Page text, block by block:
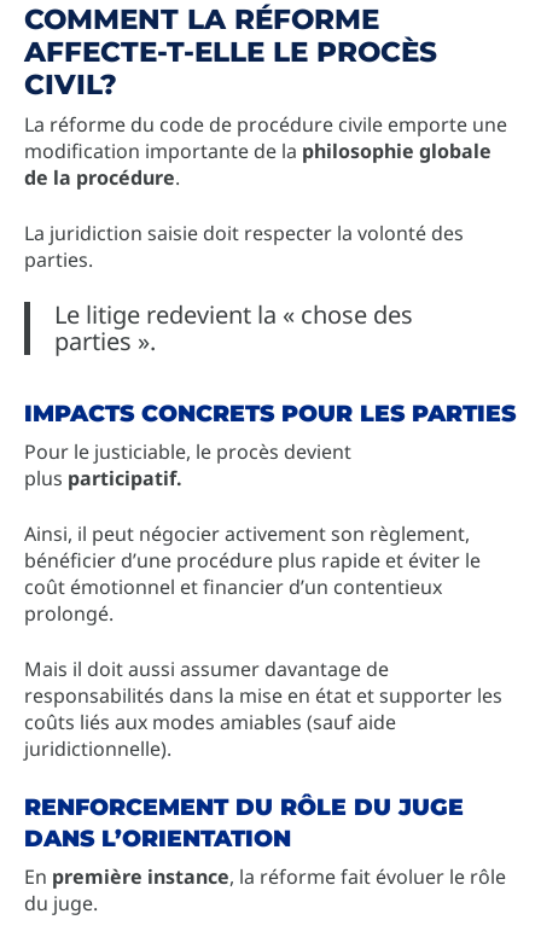
COMMENT LA RÉFORME
AFFECTE-T-ELLE LE PROCÈS
CIVIL?
La réforme du code de procédure civile emporte une
modification importante de la philosophie globale
de la procédure.
La juridiction saisie doit respecter la volonté des
parties.
Le litige redevient la « chose des
parties ».
IMPACTS CONCRETS POUR LES PARTIES
Pour le justiciable, le procès devient
plus participatif.
Ainsi, il peut négocier activement son règlement,
bénéficier d’une procédure plus rapide et éviter le
coût émotionnel et financier d’un contentieux
prolongé.
Mais il doit aussi assumer davantage de
responsabilités dans la mise en état et supporter les
coûts liés aux modes amiables (sauf aide
juridictionnelle).
RENFORCEMENT DU RÔLE DU JUGE
DANS L’ORIENTATION
En première instance, la réforme fait évoluer le rôle
du juge.